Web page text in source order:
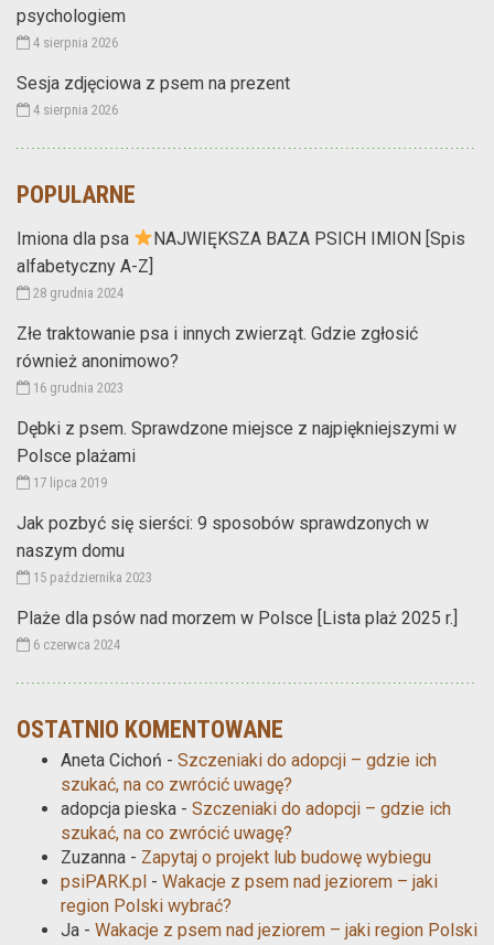
psychologiem
4 sierpnia 2026
Sesja zdjęciowa z psem na prezent
4 sierpnia 2026
POPULARNE
Imiona dla psa
NAJWIĘKSZA BAZA PSICH IMION [Spis
alfabetyczny A-Z]
28 grudnia 2024
Złe traktowanie psa i innych zwierząt. Gdzie zgłosić
również anonimowo?
16 grudnia 2023
Dębki z psem. Sprawdzone miejsce z najpiękniejszymi w
Polsce plażami
17 lipca 2019
Jak pozbyć się sierści: 9 sposobów sprawdzonych w
naszym domu
15 października 2023
Plaże dla psów nad morzem w Polsce [Lista plaż 2025 r.]
6 czerwca 2024
OSTATNIO KOMENTOWANE
Aneta Cichoń - Szczeniaki do adopcji – gdzie ich
szukać, na co zwrócić uwagę?
adopcja pieska - Szczeniaki do adopcji – gdzie ich
szukać, na co zwrócić uwagę?
Zuzanna - Zapytaj o projekt lub budowę wybiegu
psiPARK.pl - Wakacje z psem nad jeziorem – jaki
region Polski wybrać?
Ja - Wakacje z psem nad jeziorem – jaki region Polski